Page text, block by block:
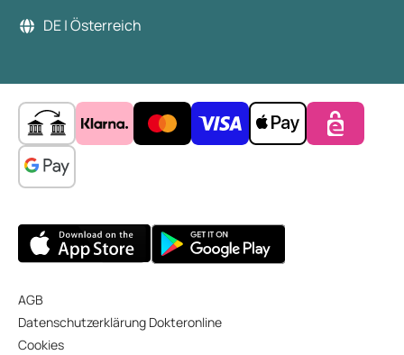
DE | Österreich
AGB
Datenschutzerklärung Dokteronline
Cookies